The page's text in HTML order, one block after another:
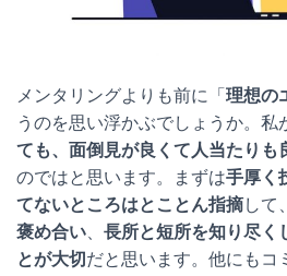
メンタリングよりも前に「 理想の
うのを思い浮かぶでしょうか。私
ても、面倒見が良くて人当たりも
のではと思います。まずは手厚く
てないところはとことん指摘して、
褒め合い、 長所と短所を知り尽く
とが大切 だと思います。他にもコ